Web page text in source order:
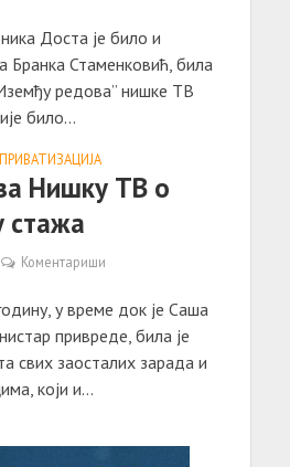
Доста је било и
Бранка Стаменковић, била
редова” нишке ТВ
било...
ПРИВАТИЗАЦИЈА
Нишку ТВ о
стажа
Коментариши
у време док је Саша
привреде, била је
свих заосталих зарада и
који и...